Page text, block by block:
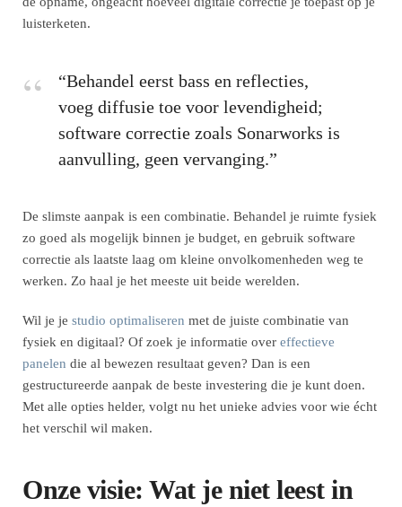
luisterketen.
“Behandel eerst bass en reflecties,
voeg diffusie toe voor levendigheid;
software correctie zoals Sonarworks is
aanvulling, geen vervanging.”
De slimste aanpak is een combinatie. Behandel je ruimte fysiek
zo goed als mogelijk binnen je budget, en gebruik software
correctie als laatste laag om kleine onvolkomenheden weg te
werken. Zo haal je het meeste uit beide werelden.
Wil je je studio optimaliseren met de juiste combinatie van
fysiek en digitaal? Of zoek je informatie over effectieve
panelen die al bewezen resultaat geven? Dan is een
gestructureerde aanpak de beste investering die je kunt doen.
Met alle opties helder, volgt nu het unieke advies voor wie écht
het verschil wil maken.
Onze visie: Wat je niet leest in